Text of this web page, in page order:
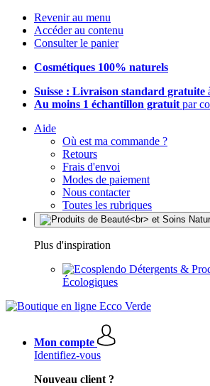
Revenir au menu
Accéder au contenu
Consulter le panier
Cosmétiques 100% naturels
Suisse : Livraison standard gratuite
Au moins 1 échantillon gratuit par
Aide
Où est ma commande ?
Retours
Frais d'envoi
Modes de paiement
Nous contacter
Toutes les rubriques
Plus d'inspiration
Détergents &
Écologiques
Mon compte
Identifiez-vous
Nouveau client ?